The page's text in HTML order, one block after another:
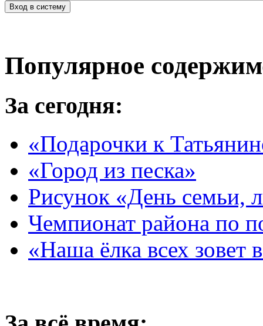
Популярное
За сегодня:
«Подарочки к
«Город из песка»
Рисунок «День семьи,
Чемпионат района по
«Наша ёлка всех зовет